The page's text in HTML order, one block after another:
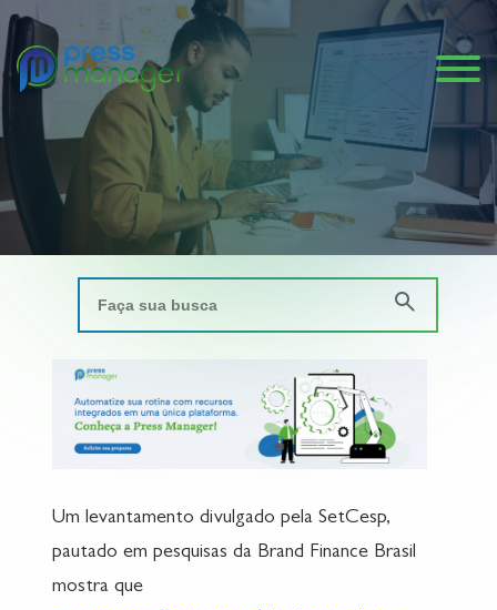
Um levantamento divulgado pela SetCesp,
pautado em pesquisas da Brand Finance Brasil
mostra que